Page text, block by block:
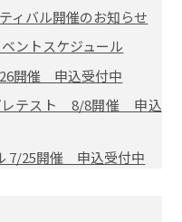
ィバル開催のお知らせ
ントスケジュール
開催 申込受付中
レテスト 8/8開催 申込
7/25開催 申込受付中